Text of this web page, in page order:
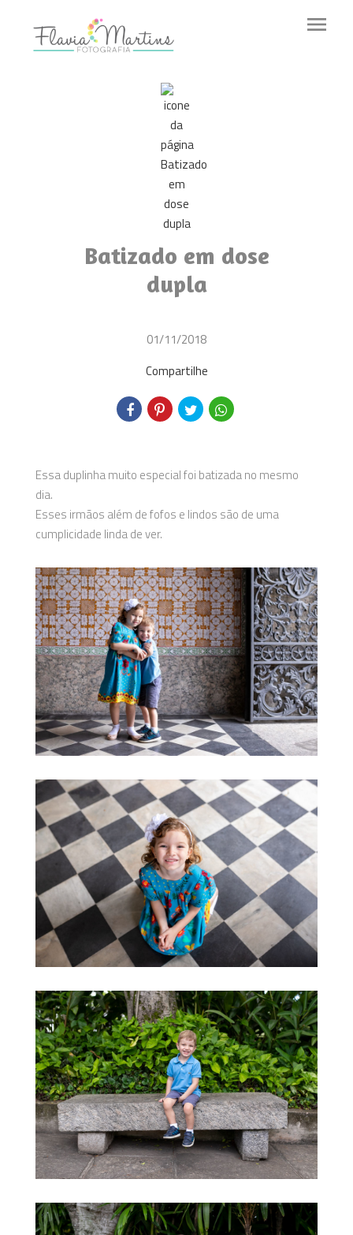
menu
Batizado em dose
dupla
01/11/2018
Compartilhe
Essa duplinha muito especial foi batizada no mesmo
dia.
Esses irmãos além de fofos e lindos são de uma
cumplicidade linda de ver.